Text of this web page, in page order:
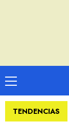
Menú
principal
TENDENCIAS